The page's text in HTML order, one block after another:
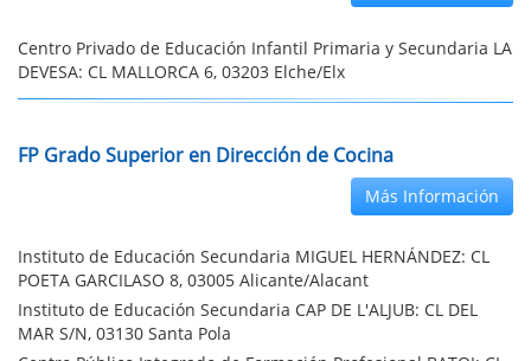
Centro Privado de Educación Infantil Primaria y Secundaria LA
DEVESA: CL MALLORCA 6, 03203 Elche/Elx
FP Grado Superior en Dirección de Cocina
Más Información
Instituto de Educación Secundaria MIGUEL HERNÁNDEZ: CL
POETA GARCILASO 8, 03005 Alicante/Alacant
Instituto de Educación Secundaria CAP DE L'ALJUB: CL DEL
MAR S/N, 03130 Santa Pola